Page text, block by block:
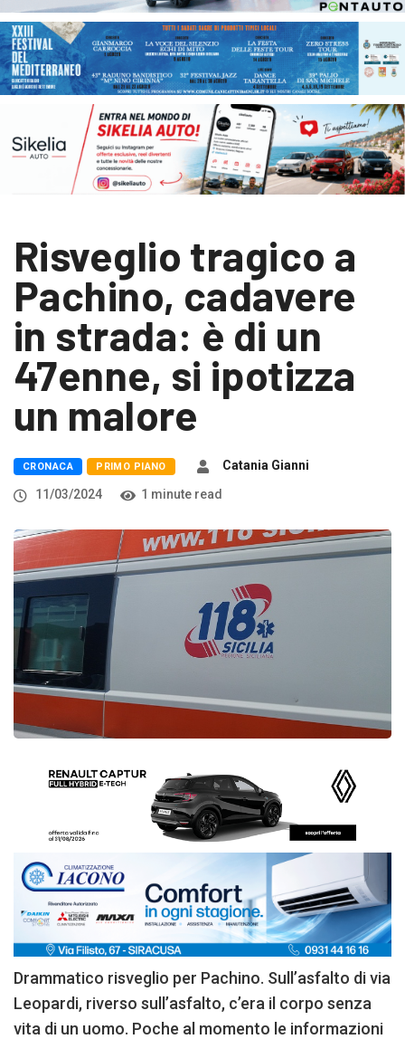
Risveglio tragico a
Pachino, cadavere
in strada: è di un
47enne, si ipotizza
un malore
CRONACA PRIMO PIANO
Catania Gianni
11/03/2024
1 minute read
Drammatico risveglio per Pachino. Sull’asfalto di via
Leopardi, riverso sull’asfalto, c’era il corpo senza
vita di un uomo. Poche al momento le informazioni